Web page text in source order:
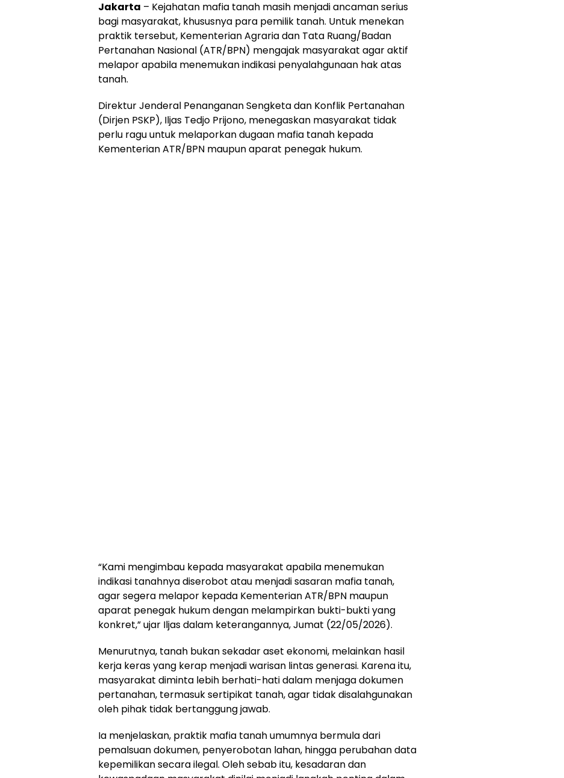
Jakarta – Kejahatan mafia tanah masih menjadi ancaman serius
bagi masyarakat, khususnya para pemilik tanah. Untuk menekan
praktik tersebut, Kementerian Agraria dan Tata Ruang/Badan
Pertanahan Nasional (ATR/BPN) mengajak masyarakat agar aktif
melapor apabila menemukan indikasi penyalahgunaan hak atas
tanah.
Direktur Jenderal Penanganan Sengketa dan Konflik Pertanahan
(Dirjen PSKP), Iljas Tedjo Prijono, menegaskan masyarakat tidak
perlu ragu untuk melaporkan dugaan mafia tanah kepada
Kementerian ATR/BPN maupun aparat penegak hukum.
“Kami mengimbau kepada masyarakat apabila menemukan
indikasi tanahnya diserobot atau menjadi sasaran mafia tanah,
agar segera melapor kepada Kementerian ATR/BPN maupun
aparat penegak hukum dengan melampirkan bukti-bukti yang
konkret,” ujar Iljas dalam keterangannya, Jumat (22/05/2026).
Menurutnya, tanah bukan sekadar aset ekonomi, melainkan hasil
kerja keras yang kerap menjadi warisan lintas generasi. Karena itu,
masyarakat diminta lebih berhati-hati dalam menjaga dokumen
pertanahan, termasuk sertipikat tanah, agar tidak disalahgunakan
oleh pihak tidak bertanggung jawab.
Ia menjelaskan, praktik mafia tanah umumnya bermula dari
pemalsuan dokumen, penyerobotan lahan, hingga perubahan data
kepemilikan secara ilegal. Oleh sebab itu, kesadaran dan